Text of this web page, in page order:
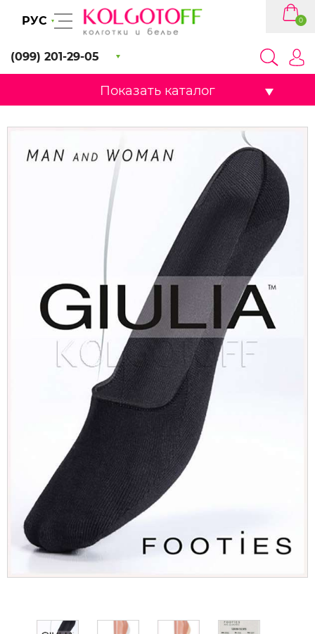
РУС
(099) 201-29-05
0
Показать каталог